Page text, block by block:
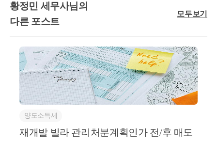
취득세 및 증여세 총 부담금액 : 약 13.7억 ( 절세효과
9억원 )
☞ [Case - 3] 만약 해당 부동산이 +1 조합원입주권
부여 대상 물건이라서 45:55로 자녀 2인에게 증여하
는 경우에
세금은 얼마나 절감될까요 ?
황정민 세무사님의
다른 포스트
모두보기
양도소득세
재개발 빌라 관리처분계획인가 전/후 매도